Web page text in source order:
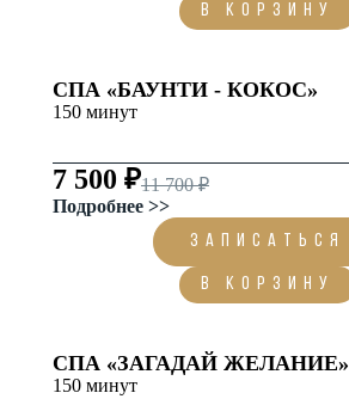
В корзину
СПА «БАУНТИ - КОКОС»
150 минут
7 500 ₽11 700 ₽
Подробнее >>
ЗАПИСАТЬСЯ
В корзину
СПА «ЗАГАДАЙ ЖЕЛАНИЕ»
150 минут